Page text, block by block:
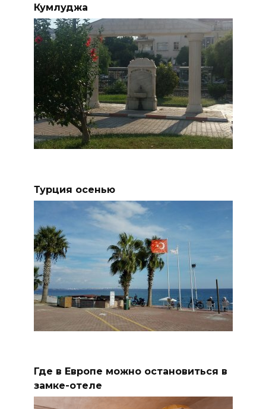
Кумлуджа
Турция осенью
Где в Европе можно остановиться в
замке-отеле